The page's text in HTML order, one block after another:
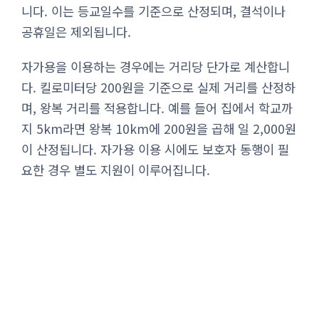
니다. 이는 등교일수를 기준으로 산정되며, 결석이나
공휴일은 제외됩니다.
자가용을 이용하는 경우에는 거리당 단가로 계산합니
다. 킬로미터당 200원을 기준으로 실제 거리를 산정하
며, 왕복 거리를 적용합니다. 예를 들어 집에서 학교까
지 5km라면 왕복 10km에 200원을 곱해 일 2,000원
이 산정됩니다. 자가용 이용 시에도 보호자 동행이 필
요한 경우 별도 지원이 이루어집니다.